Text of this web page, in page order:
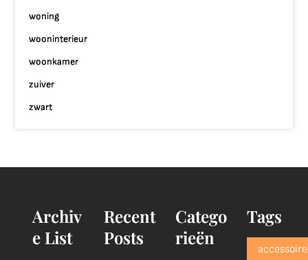
woning
wooninterieur
woonkamer
zuiver
zwart
Archiv
e List
Recent
Posts
Catego
rieën
Tags